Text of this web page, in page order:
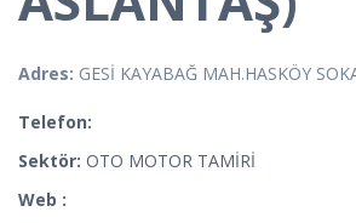
Adres: GESİ KAYABAĞ MAH.HASKÖY
Telefon:
Sektör: OTO MOTOR TAMİRİ
Web :